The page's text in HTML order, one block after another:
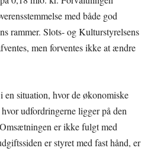
med både god
rammer. Slots- og Kulturstyrelsens
men forventes ikke at ændre
en situation, hvor de økonomiske
udfordringerne ligger på den
er ikke fulgt med
er styret med fast hånd, er